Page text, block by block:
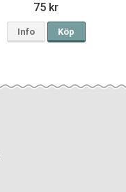
75 kr
Info Köp